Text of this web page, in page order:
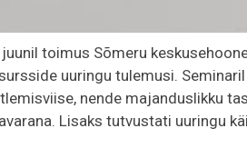
toimus Sõmeru
uuringu tulemusi.
nende majanduslikku
Lisaks tutvustati uuringu